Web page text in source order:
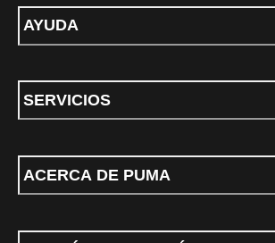
AYUDA
SERVICIOS
ACERCA DE PUMA